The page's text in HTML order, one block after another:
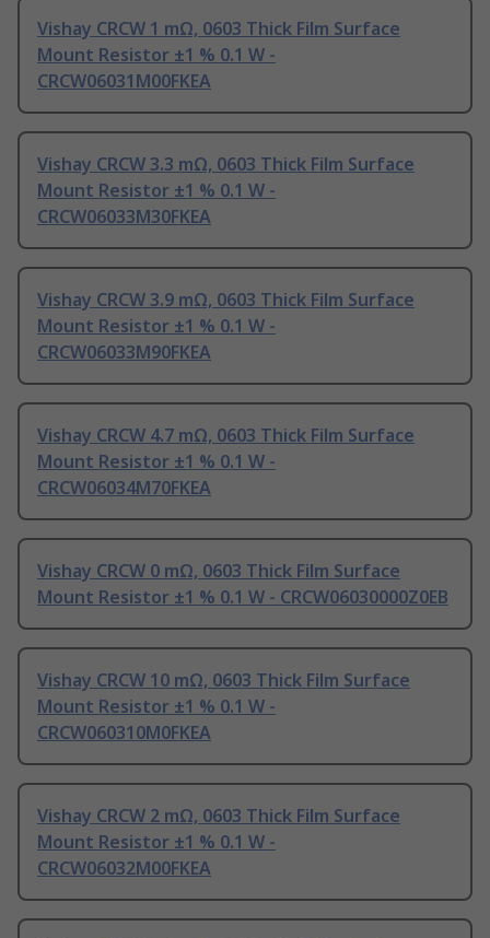
Vishay CRCW 1 mΩ, 0603 Thick Film Surface
Mount Resistor ±1 % 0.1 W -
CRCW06031M00FKEA
Vishay CRCW 3.3 mΩ, 0603 Thick Film Surface
Mount Resistor ±1 % 0.1 W -
CRCW06033M30FKEA
Vishay CRCW 3.9 mΩ, 0603 Thick Film Surface
Mount Resistor ±1 % 0.1 W -
CRCW06033M90FKEA
Vishay CRCW 4.7 mΩ, 0603 Thick Film Surface
Mount Resistor ±1 % 0.1 W -
CRCW06034M70FKEA
Vishay CRCW 0 mΩ, 0603 Thick Film Surface
Mount Resistor ±1 % 0.1 W - CRCW06030000Z0EB
Vishay CRCW 10 mΩ, 0603 Thick Film Surface
Mount Resistor ±1 % 0.1 W -
CRCW060310M0FKEA
Vishay CRCW 2 mΩ, 0603 Thick Film Surface
Mount Resistor ±1 % 0.1 W -
CRCW06032M00FKEA